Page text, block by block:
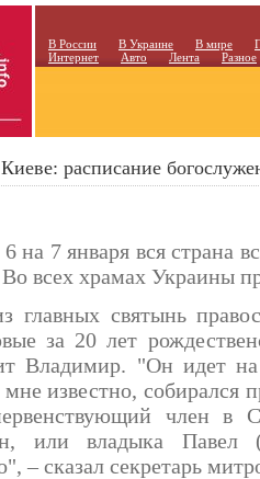
В России В Украине В мире
Интернет
Авто Лента Разное
расписание
на 7 января вся страна
всех храмах Украины
главных святынь
за 20 лет
Владимир. "Он идет
известно, собирался
член в
или владыка Павел
– сказал секретарь